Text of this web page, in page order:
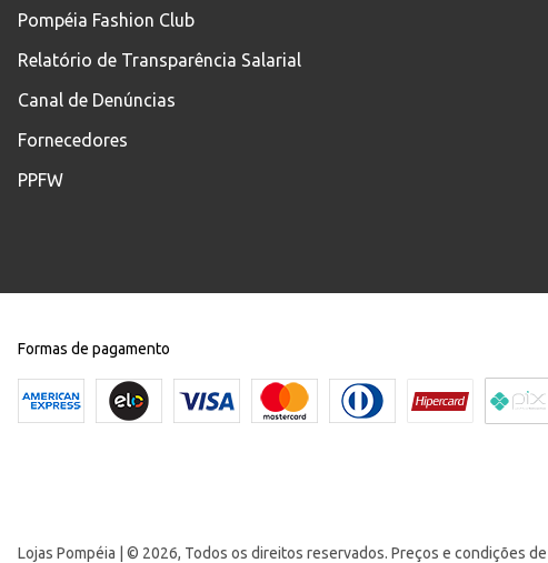
Pompéia Fashion Club
Relatório de Transparência Salarial
Canal de Denúncias
Fornecedores
PPFW
Formas de pagamento
Lojas Pompéia | © 2026, Todos os direitos reservados. Preços e condições